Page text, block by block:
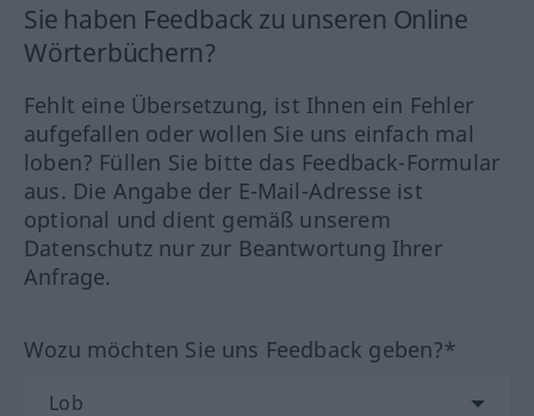
Sie haben Feedback zu unseren Online
Wörterbüchern?
Fehlt eine Übersetzung, ist Ihnen ein Fehler
aufgefallen oder wollen Sie uns einfach mal
loben? Füllen Sie bitte das Feedback-Formular
aus. Die Angabe der E-Mail-Adresse ist
optional und dient gemäß unserem
Datenschutz nur zur Beantwortung Ihrer
Anfrage.
Wozu möchten Sie uns Feedback geben?*